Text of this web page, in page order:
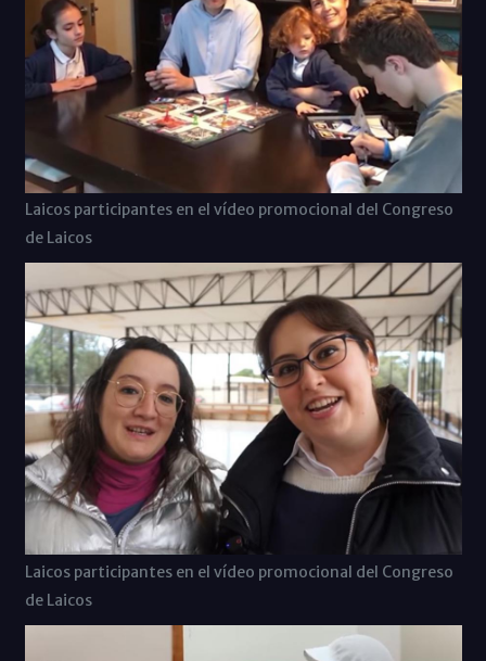
Laicos participantes en el vídeo promocional del Congreso
de Laicos
Laicos participantes en el vídeo promocional del Congreso
de Laicos